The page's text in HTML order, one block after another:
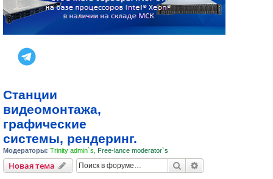
Станции
видеомонтажа,
графические
системы, рендеринг.
Модераторы: Trinity admin`s Free-lance moderator`s
Новая тема Поиск